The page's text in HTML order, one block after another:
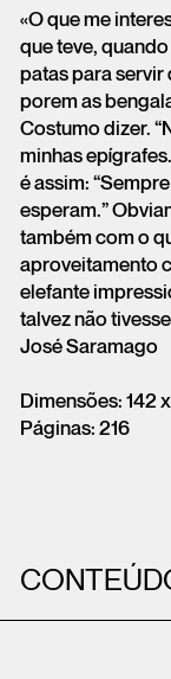
«O que me
que teve,
patas para servir
porem as
Costumo dizer.
minhas
é assim:
esperam.”
também com o
aproveitamento
elefante
talvez não
José Saramago
Dimensões: 142
Páginas: 216